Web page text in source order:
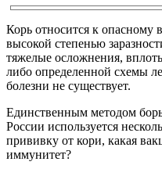
Корь относится к опасному
высокой степенью
тяжелые осложнения,
либо определенной схемы
болезни не существует.
Единственным методом
России используется
прививку от кори, какая
иммунитет?